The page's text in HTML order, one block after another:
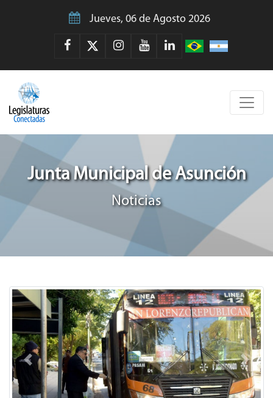
Jueves, 06 de Agosto 2026
Junta Municipal de Asunción
Noticias
Previous Next